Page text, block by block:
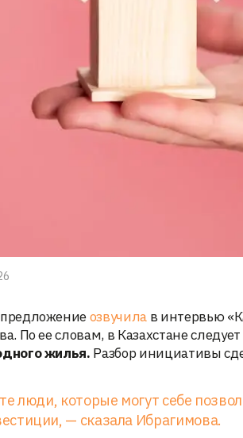
озвучила в интервью
По ее словам, в Казахстане
жилья. Разбор инициативы
люди, которые могут себе
— сказала Ибрагимова.